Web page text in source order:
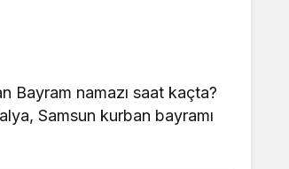
Bayram namazı saat kaçta?
Samsun kurban bayramı